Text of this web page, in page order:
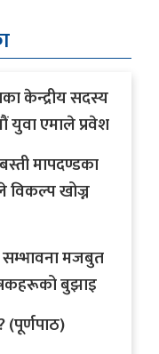
केन्द्रीय सदस्य
युवा एमाले प्रवेश
मापदण्डका
विकल्प खोज्न
सम्भावना मजबुत
बुझाइ
(पूर्णपाठ)